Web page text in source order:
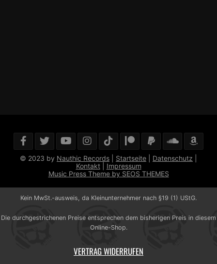
© 2023 by Nauthic Records Startseite Datenschutz
Kontakt| Impressum
Music Press Theme by SEOS THEMES
Kein MwSt.-ausweis, da Kleinunternehmer nach §19 (1) UStG.
Die durchgestrichenen Preise entsprechen dem bisherigen Preis in diesem
Online-Shop.
VERTRAG WIDERRUFEN